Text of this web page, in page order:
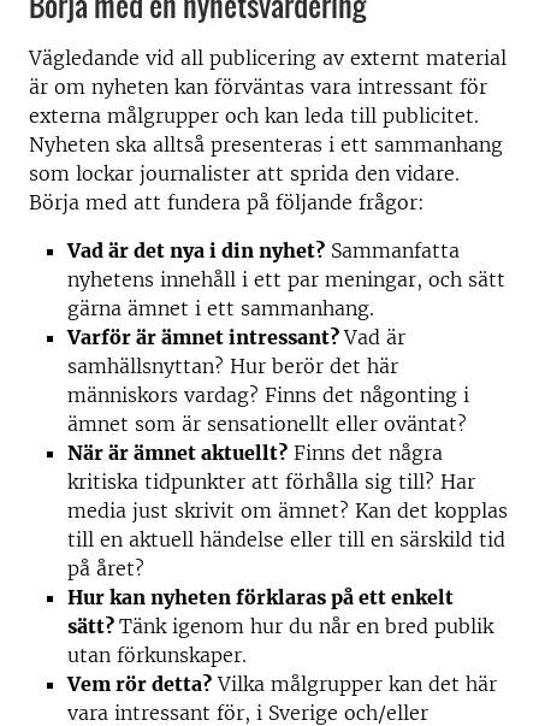
Vägledande vid all publicering av externt material
är om nyheten kan förväntas vara intressant för
externa målgrupper och kan leda till publicitet.
Nyheten ska alltså presenteras i ett sammanhang
som lockar journalister att sprida den vidare.
Börja med att fundera på följande frågor:
Vad är det nya i din nyhet? Sammanfatta
nyhetens innehåll i ett par meningar, och sätt
gärna ämnet i ett sammanhang.
Varför är ämnet intressant? Vad är
samhällsnyttan? Hur berör det här
människors vardag? Finns det någonting i
ämnet som är sensationellt eller oväntat?
När är ämnet aktuellt? Finns det några
kritiska tidpunkter att förhålla sig till? Har
media just skrivit om ämnet? Kan det kopplas
till en aktuell händelse eller till en särskild tid
på året?
Hur kan nyheten förklaras på ett enkelt
sätt? Tänk igenom hur du når en bred publik
utan förkunskaper.
Vem rör detta? Vilka målgrupper kan det här
vara intressant för, i Sverige och/eller